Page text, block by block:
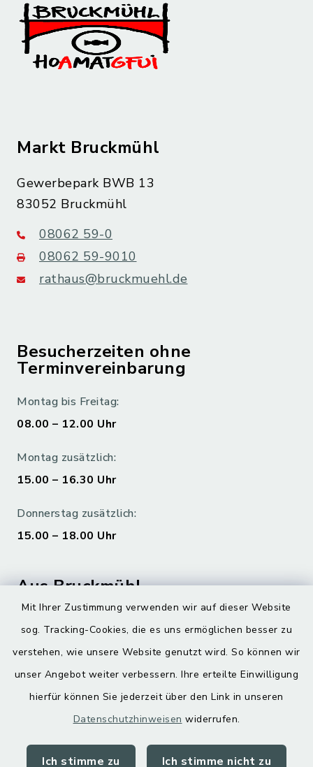
Mit Ihrer Zustimmung verwenden wir auf dieser Website
sog. Tracking-Cookies, die es uns ermöglichen besser zu
verstehen, wie unsere Website genutzt wird. So können wir
unser Angebot weiter verbessern. Ihre erteilte Einwilligung
hierfür können Sie jederzeit über den Link in unseren
Datenschutzhinweisen widerrufen.
Ich stimme zu Ich stimme nicht zu
Markt Bruckmühl
Gewerbepark BWB 13
83052 Bruckmühl
08062 59-0
08062 59-9010
rathaus@bruckmuehl.de
Besucherzeiten ohne
Terminvereinbarung
Montag bis Freitag:
08.00 – 12.00 Uhr
Montag zusätzlich:
15.00 – 16.30 Uhr
Donnerstag zusätzlich:
15.00 – 18.00 Uhr
Aus Bruckmühl
Digitaler Ortsplan